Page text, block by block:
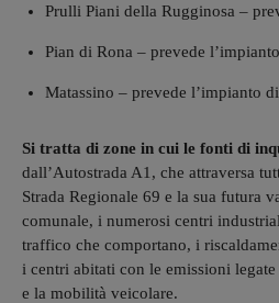
Prulli Piani della Rugginosa –
Pian di Rona – prevede
Matassino – prevede l’impianto
Si tratta di zone in cui le fonti di
dall’Autostrada A1, che attraversa
Strada Regionale 69 e la sua futura
comunale, i numerosi centri
traffico che comportano, i
i centri abitati con le emissioni
e la mobilità veicolare.